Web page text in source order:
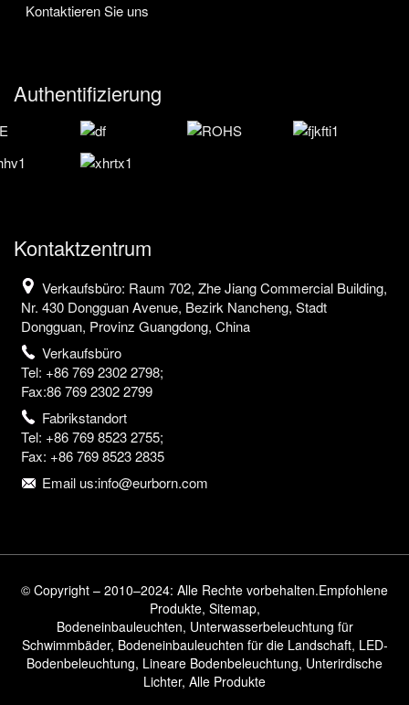
Kontaktieren Sie uns
Authentifizierung
Kontaktzentrum
Verkaufsbüro: Raum 702, Zhe Jiang Commercial Building,
Nr. 430 Dongguan Avenue, Bezirk Nancheng, Stadt
Dongguan, Provinz Guangdong, China
Verkaufsbüro
Tel: +86 769 2302 2798;
Fax:86 769 2302 2799
Fabrikstandort
Tel: +86 769 8523 2755;
Fax: +86 769 8523 2835
Email us:info@eurborn.com
© Copyright – 2010–2024: Alle Rechte vorbehalten.Empfohlene
Produkte, Sitemap,
Bodeneinbauleuchten, Unterwasserbeleuchtung für
Schwimmbäder, Bodeneinbauleuchten für die Landschaft, LED-
Bodenbeleuchtung, Lineare Bodenbeleuchtung, Unterirdische
Lichter, Alle Produkte